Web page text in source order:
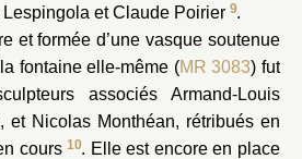
et Claude Poirier 9.
et formée d’une vasque soutenue
fontaine elle-même (MR 3083) fut
associés Armand-Louis
et Nicolas Monthéan, rétribués en
cours 10. Elle est encore en place